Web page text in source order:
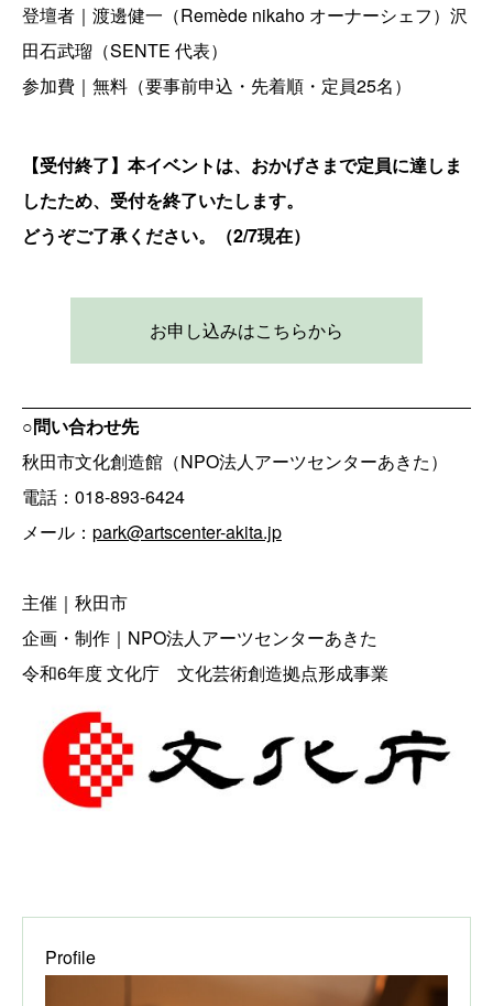
登壇者｜渡邊健一（Remède nikaho オーナーシェフ）沢
田石武瑠（SENTE 代表）
参加費｜無料（要事前申込・先着順・定員25名）
【受付終了】本イベントは、おかげさまで定員に達しま
したため、受付を終了いたします。
どうぞご了承ください。（2/7現在）
お申し込みはこちらから
○問い合わせ先
秋田市文化創造館（NPO法人アーツセンターあきた）
電話：018-893-6424
メール： park@artscenter-akita.jp
主催｜秋田市
企画・制作｜NPO法人アーツセンターあきた
令和6年度 文化庁 文化芸術創造拠点形成事業
Profile